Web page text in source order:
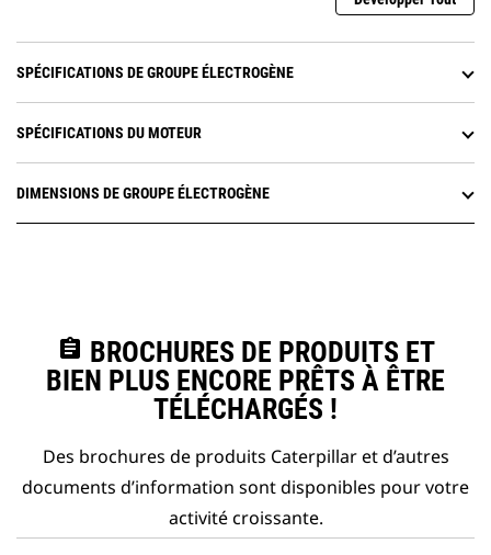
SPÉCIFICATIONS DE GROUPE ÉLECTROGÈNE
SPÉCIFICATIONS DU MOTEUR
DIMENSIONS DE GROUPE ÉLECTROGÈNE
assignment BROCHURES DE PRODUITS ET
BIEN PLUS ENCORE PRÊTS À ÊTRE
TÉLÉCHARGÉS !
Des brochures de produits Caterpillar et d’autres
documents d’information sont disponibles pour votre
activité croissante.